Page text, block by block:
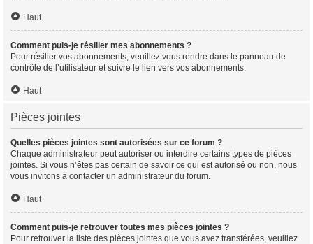
Haut
Comment puis-je résilier mes abonnements ?
Pour résilier vos abonnements, veuillez vous rendre dans le panneau de
contrôle de l’utilisateur et suivre le lien vers vos abonnements.
Haut
Pièces jointes
Quelles pièces jointes sont autorisées sur ce forum ?
Chaque administrateur peut autoriser ou interdire certains types de pièces
jointes. Si vous n’êtes pas certain de savoir ce qui est autorisé ou non, nous
vous invitons à contacter un administrateur du forum.
Haut
Comment puis-je retrouver toutes mes pièces jointes ?
Pour retrouver la liste des pièces jointes que vous avez transférées, veuillez